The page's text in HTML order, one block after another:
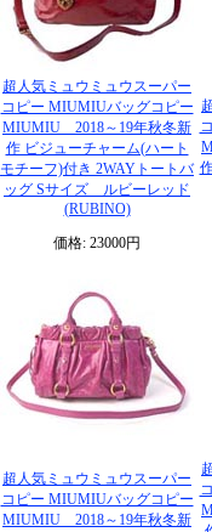
超人気ミュウミュウスーパー
コピー MIUMIUバッグコピー
MIUMIU 2018～19年秋冬新
作 ビジューチャーム(ハート
モチーフ)付き 2WAYトートバ
ッグ Sサイズ ルビーレッド
(RUBINO)
価格: 23000円
超人気ミュウミュウスーパー
コピー MIUMIUバッグコピー
MIUMIU 2018～19年秋冬新